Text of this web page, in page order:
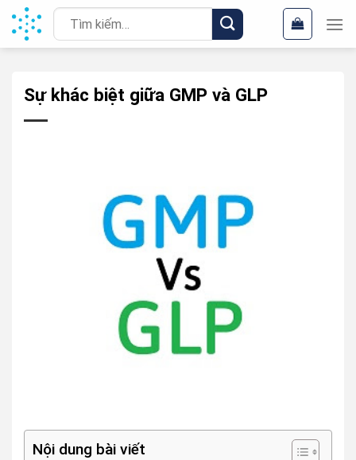
Chuyển
đến
nội
Tìm
kiếm:
Sự khác biệt giữa GMP và GLP
Nội dung bài viết